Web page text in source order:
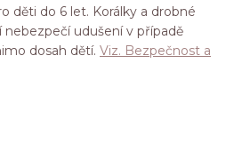
děti do 6 let. Korálky a drobné
udušení v případě
dosah dětí. Viz. Bezpečnost a